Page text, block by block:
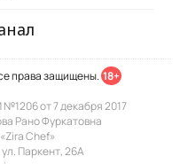
права защищены. 18+
от 7 декабря 2017
Рано Фуркатовна
Chef»
Паркент, 26А